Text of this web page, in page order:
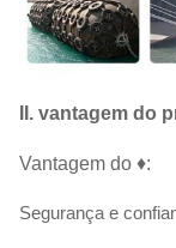
II. vantagem do
Vantagem do ♦:
Segurança e